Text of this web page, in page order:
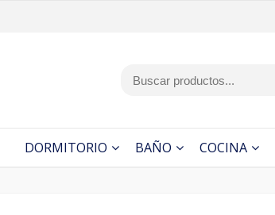
DORMITORIO BAÑO COCINA